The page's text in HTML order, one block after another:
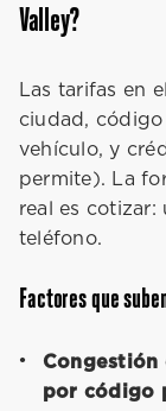
Valley?
Las tarifas en
ciudad,
vehículo, y
permite). La
real es cotizar:
teléfono.
Factores que
Congestión
por código